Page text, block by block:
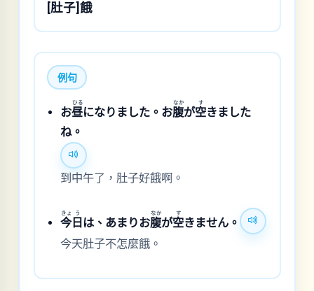
[肚子]餓
例句
お昼
ひる
になりました。お腹
なか
が空
す
きました
ね。
到中午了，肚子好餓啊。
今
きょ
日
う
は、あまりお腹
なか
が空
す
きません。
今天肚子不怎麼餓。